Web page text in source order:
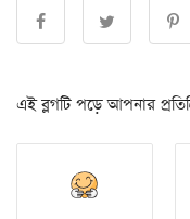
এই ব্লগটি পড়ে আপনার